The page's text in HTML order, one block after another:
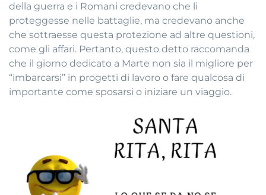
della guerra e i Romani credevano che li
proteggesse nelle battaglie, ma credevano anche
che sottraesse questa protezione ad altre questioni,
come gli affari. Pertanto, questo detto raccomanda
che il giorno dedicato a Marte non sia il migliore per
“imbarcarsi” in progetti di lavoro o fare qualcosa di
importante come sposarsi o iniziare un viaggio.